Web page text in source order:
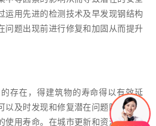
运用先进的检测技术及早发现钢结构
问题出现前进行修复和加固从而提升
存在，得建筑物的寿命得以有效延
及时发现和修复潜在问题防止问题
使用寿命。在城市更新和资源节约的